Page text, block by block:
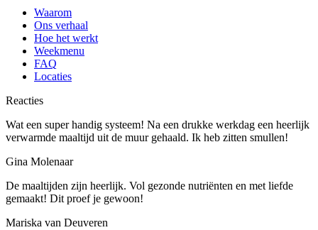
Waarom
Ons verhaal
Hoe het werkt
Weekmenu
FAQ
Locaties
Reacties
Wat een super handig systeem! Na een drukke werkdag een heerlijk
verwarmde maaltijd uit de muur gehaald. Ik heb zitten smullen!
Gina Molenaar
De maaltijden zijn heerlijk. Vol gezonde nutriënten en met liefde
gemaakt! Dit proef je gewoon!
Mariska van Deuveren